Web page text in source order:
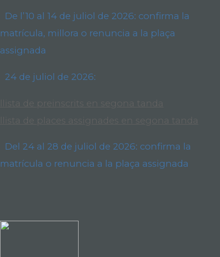
De l’10 al 14 de juliol de 2026: confirma la
matrícula, millora o renuncia a la plaça
assignada
24 de juliol de 2026:
llista de preinscrits en segona tanda
llista de places assignades en segona tanda
Del 24 al 28 de juliol de 2026: confirma la
matrícula o renuncia a la plaça assignada